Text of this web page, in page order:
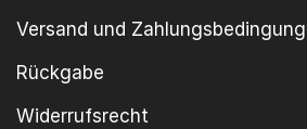
Versand und
Rückgabe
Widerrufsrecht